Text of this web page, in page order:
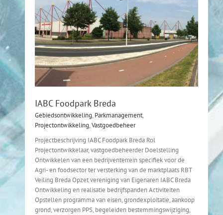
IABC Foodpark Breda
Gebiedsontwikkeling, Parkmanagement,
Projectontwikkeling,Vastgoedbeheer
Projectbeschrijving IABC Foodpark Breda Rol
Projectontwikkelaar, vastgoedbeheerder Doelstelling
Ontwikkelen van een bedrijventerrein specifiek voor de
Agri- en foodsector ter versterking van de marktplaats RBT
Veiling Breda Opzet vereniging van Eigenaren IABC Breda
Ontwikkeling en realisatie bedrijfspanden Activiteiten
Opstellen programma van eisen, grondexploitatie, aankoop
grond, verzorgen PPS, begeleiden bestemmingswijziging,